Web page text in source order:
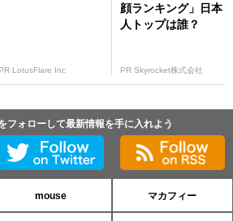
PR LotusFlare Inc
顔ランキング」日本
人トップは誰？
PR Skyrocket株式会社
フォローして最新情報を手に入れよう
mouse マカフィー